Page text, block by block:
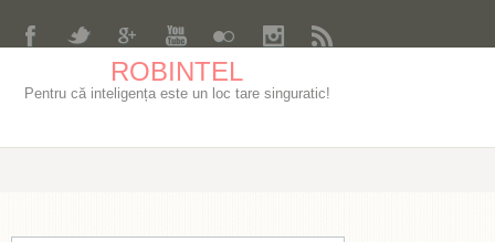
ROBINTEL
Pentru că inteligența este un loc tare singuratic!